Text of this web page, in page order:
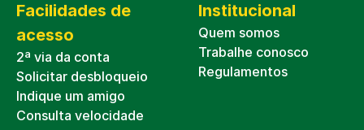
Facilidades de
acesso
2ª via da conta
Solicitar desbloqueio
Indique um amigo
Consulta velocidade
Institucional
Quem somos
Trabalhe conosco
Regulamentos